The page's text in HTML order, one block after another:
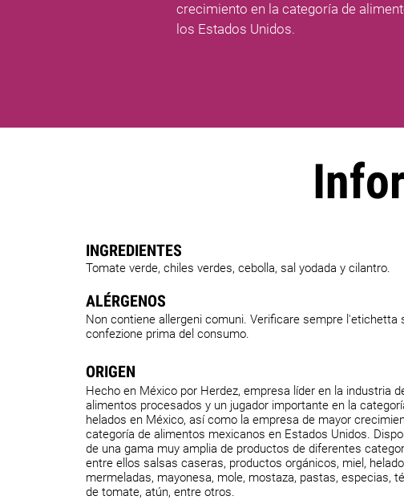
crecimiento en la categoría de
los Estados Unidos.
INGREDIENTES
Tomate verde, chiles verdes, cebolla, sal yodada y cilantro.
ALÉRGENOS
Non contiene allergeni comuni. Verificare sempre l'etichetta
confezione prima del consumo.
ORIGEN
Hecho en México por Herdez, empresa líder en la industria
alimentos procesados y un jugador importante en la
helados en México, así como la empresa de mayor
categoría de alimentos mexicanos en Estados Unidos.
de una gama muy amplia de productos de diferentes
entre ellos salsas caseras, productos orgánicos, miel,
mermeladas, mayonesa, mole, mostaza, pastas, especias,
de tomate, atún, entre otros.